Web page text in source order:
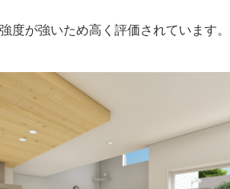
度が強いため高く評価されています。